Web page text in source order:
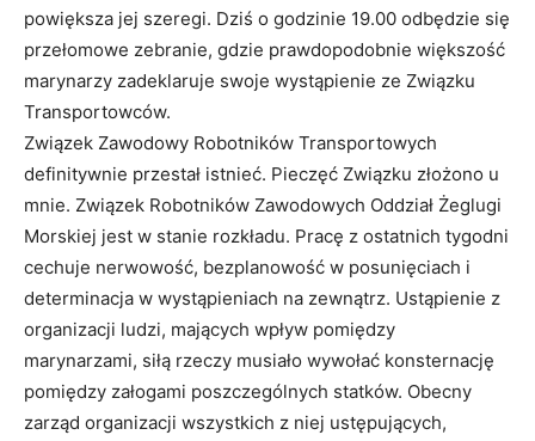
powiększa jej szeregi. Dziś o godzinie 19.00 odbędzie się
przełomowe zebranie, gdzie prawdopodobnie większość
marynarzy zadeklaruje swoje wystąpienie ze Związku
Transportowców.
Związek Zawodowy Robotników Transportowych
definitywnie przestał istnieć. Pieczęć Związku złożono u
mnie. Związek Robotników Zawodowych Oddział Żeglugi
Morskiej jest w stanie rozkładu. Pracę z ostatnich tygodni
cechu­je nerwowość, bezplanowość w posunięciach i
determinacja w wystąpieniach na zewnątrz. Ustąpienie z
organizacji ludzi, mających wpływ pomiędzy
marynarzami, siłą rzeczy musiało wywołać konsternację
pomiędzy załogami poszcze­gólnych statków. Obecny
zarząd organizacji wszystkich z niej ustępujących,